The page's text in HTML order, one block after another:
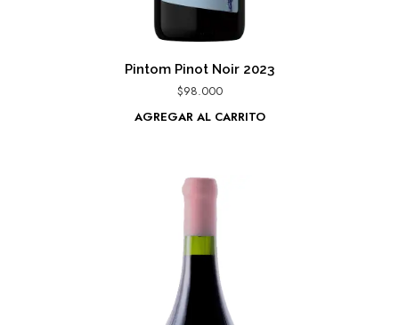
Pintom Pinot Noir 2023
$98.000
AGREGAR AL CARRITO